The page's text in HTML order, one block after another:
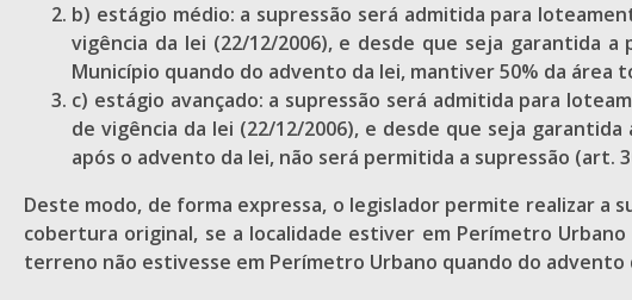
b) estágio médio: a supressão será admitida para
vigência da lei (22/12/2006), e desde que seja garantida
Município quando do advento da lei, mantiver 50% da área
c) estágio avançado: a supressão será admitida para
de vigência da lei (22/12/2006), e desde que seja
após o advento da lei, não será permitida a supressão (art.
Deste modo, de forma expressa, o legislador permite realizar a
cobertura original, se a localidade estiver em Perímetro
terreno não estivesse em Perímetro Urbano quando do advento